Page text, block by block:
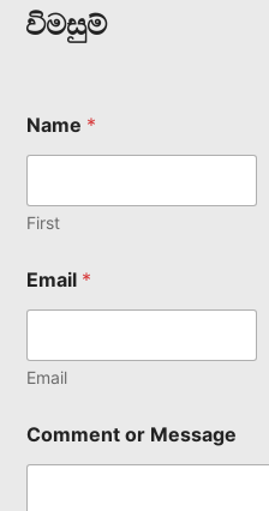
විමසුම්
Name *
First
Email *
Email
Comment or Message